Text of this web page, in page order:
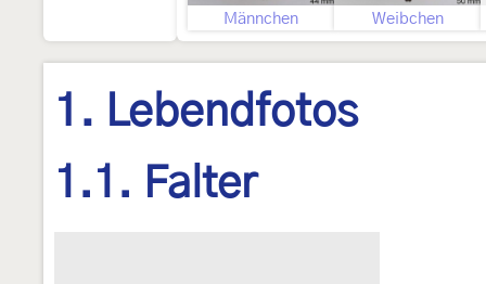
Männchen Weibchen
1. Lebendfotos
1.1. Falter